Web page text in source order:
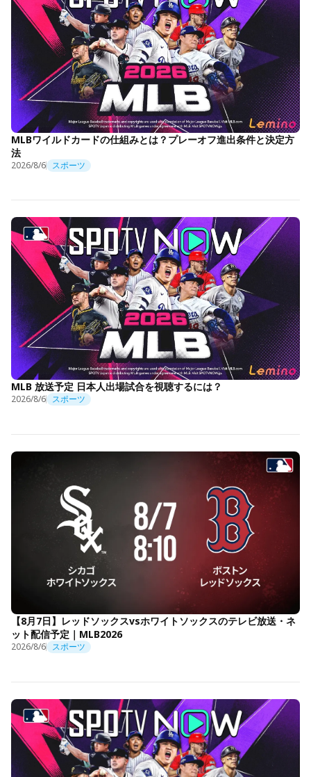
MLBワイルドカードの仕組みとは？プレーオフ進出条件と決定方
法
2026/8/6 スポーツ
MLB 放送予定 日本人出場試合を視聴するには？
2026/8/6 スポーツ
【8月7日】レッドソックスvsホワイトソックスのテレビ放送・ネ
ット配信予定｜MLB2026
2026/8/6 スポーツ